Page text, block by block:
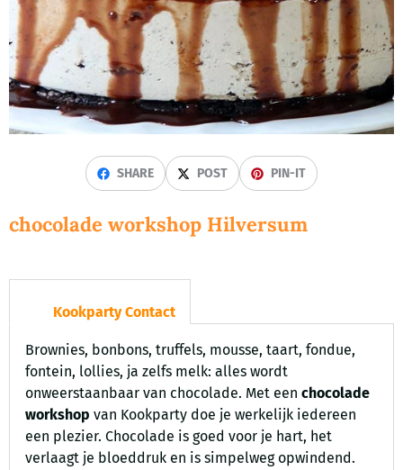
SHARE POST PIN-IT
chocolade workshop Hilversum
Kookparty Contact
Brownies, bonbons, truffels, mousse, taart, fondue,
fontein, lollies, ja zelfs melk: alles wordt
onweerstaanbaar van chocolade. Met eenchocolade
workshopvan Kookparty doe je werkelijk iedereen
een plezier. Chocolade is goed voor je hart, het
verlaagt je bloeddruk en is simpelweg opwindend.